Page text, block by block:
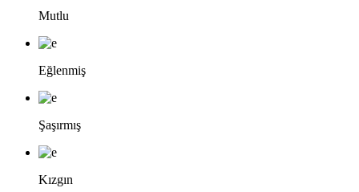
Mutlu
Eğlenmiş
Şaşırmış
Kızgın